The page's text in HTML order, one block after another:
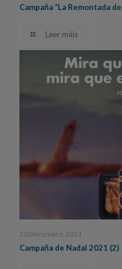
Campaña “La Remontada
Leer máis
20 Decembro, 2021
Campaña de Nadal 2021 (2)